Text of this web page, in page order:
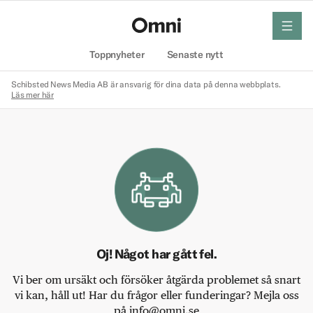
Toppnyheter Senaste nytt
meny
Schibsted News Media AB är ansvarig för dina data på denna webbplats.
Läs mer här
Oj! Något har gått fel.
Vi ber om ursäkt och försöker åtgärda problemet så snart
vi kan, håll ut! Har du frågor eller funderingar? Mejla oss